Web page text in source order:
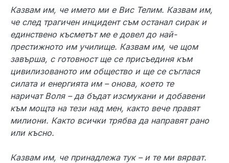
Казвам им, че името ми е Вис Телим. Казвам им,
че след трагичен инцидент съм останал сирак и
единствено късметът ме е довел до най-
престижното им училище. Казвам им, че щом
завърша, с готовност ще се присъединя към
цивилизованото им общество и ще се съглася
силата и енергията им – онова, което те
наричат Воля – да бъдат изсмукани и добавени
към мощта на тези над мен, както вече правят
милиони. Както всички трябва да направят рано
или късно.
Казвам им, че принадлежа тук – и те ми вярват.